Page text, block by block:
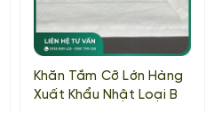
Khăn Tắm Cỡ Lớn Hàng
Xuất Khẩu Nhật Loại B